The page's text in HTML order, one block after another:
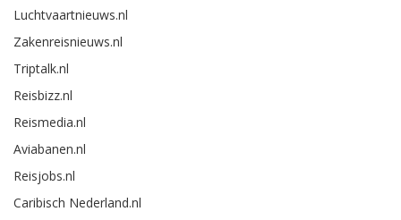
Luchtvaartnieuws.nl
Zakenreisnieuws.nl
Triptalk.nl
Reisbizz.nl
Reismedia.nl
Aviabanen.nl
Reisjobs.nl
Caribisch Nederland.nl